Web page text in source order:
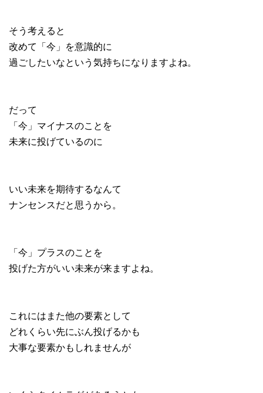
そう考えると
改めて「今」を意識的に
過ごしたいなという気持ちになりますよね。
だって
「今」マイナスのことを
未来に投げているのに
いい未来を期待するなんて
ナンセンスだと思うから。
「今」プラスのことを
投げた方がいい未来が来ますよね。
これにはまた他の要素として
どれくらい先にぶん投げるかも
大事な要素かもしれませんが